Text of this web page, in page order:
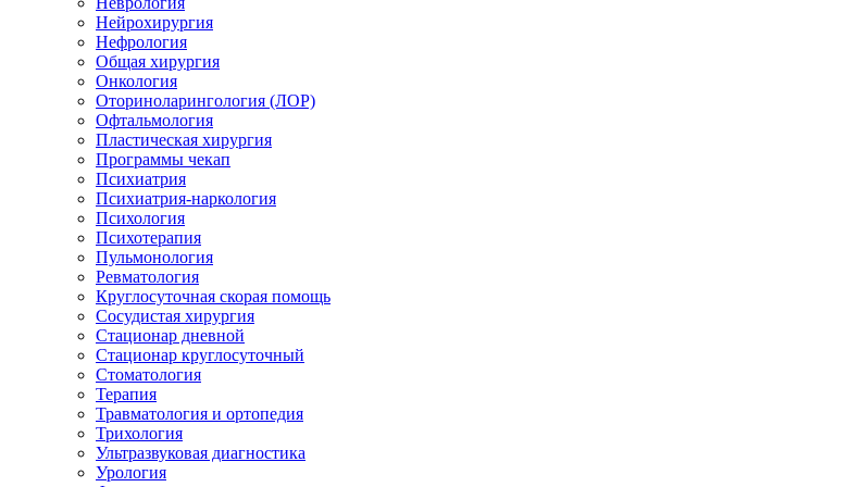
Нейрохирургия
Нефрология
Общая хирургия
Онкология
Оториноларингология (ЛОР)
Офтальмология
Пластическая хирургия
Программы чекап
Психиатрия
Психиатрия-наркология
Психология
Психотерапия
Пульмонология
Ревматология
Круглосуточная скорая помощь
Сосудистая хирургия
Стационар дневной
Стационар круглосуточный
Стоматология
Терапия
Травматология и ортопедия
Трихология
Ультразвуковая диагностика
Урология